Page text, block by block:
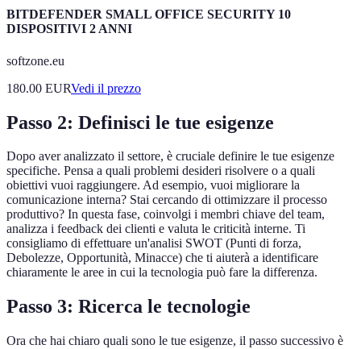
BITDEFENDER SMALL OFFICE SECURITY 10
DISPOSITIVI 2 ANNI
softzone.eu
180.00 EURVedi il prezzo
Passo 2: Definisci le tue esigenze
Dopo aver analizzato il settore, è cruciale definire le tue esigenze
specifiche. Pensa a quali problemi desideri risolvere o a quali
obiettivi vuoi raggiungere. Ad esempio, vuoi migliorare la
comunicazione interna? Stai cercando di ottimizzare il processo
produttivo? In questa fase, coinvolgi i membri chiave del team,
analizza i feedback dei clienti e valuta le criticità interne. Ti
consigliamo di effettuare un'analisi SWOT (Punti di forza,
Debolezze, Opportunità, Minacce) che ti aiuterà a identificare
chiaramente le aree in cui la tecnologia può fare la differenza.
Passo 3: Ricerca le tecnologie
Ora che hai chiaro quali sono le tue esigenze, il passo successivo è